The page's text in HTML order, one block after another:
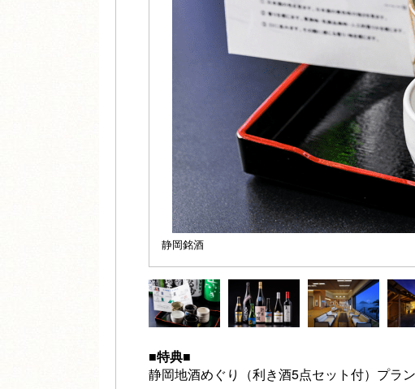
静岡銘酒
■特典■
静岡地酒めぐり（利き酒5点セット付）プラン